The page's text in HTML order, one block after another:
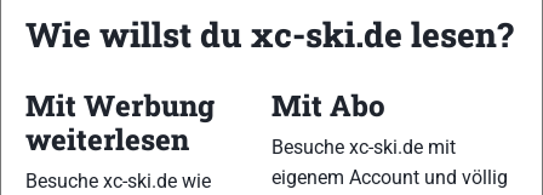
Wie willst du xc-ski.de lesen?
Mit Werbung
weiterlesen
Besuche xc-ski.de wie
Mit Abo
Besuche xc-ski.de mit
eigenem Account und völlig